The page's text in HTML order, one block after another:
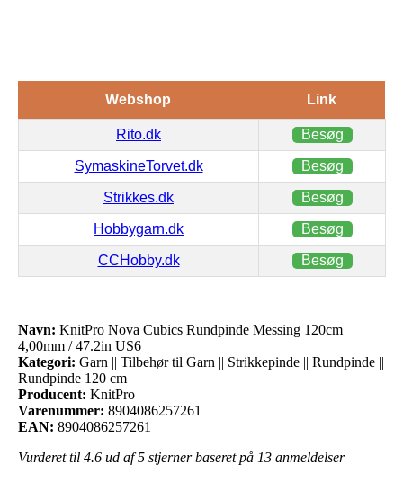
Webshop Link
Rito.dk Besøg
SymaskineTorvet.dk Besøg
Strikkes.dk Besøg
Hobbygarn.dk Besøg
CCHobby.dk Besøg
Navn: KnitPro Nova Cubics Rundpinde Messing 120cm
4,00mm / 47.2in US6
Kategori: Garn || Tilbehør til Garn || Strikkepinde || Rundpinde ||
Rundpinde 120 cm
Producent: KnitPro
Varenummer: 8904086257261
EAN: 8904086257261
Vurderet til 4.6 ud af 5 stjerner baseret på 13 anmeldelser